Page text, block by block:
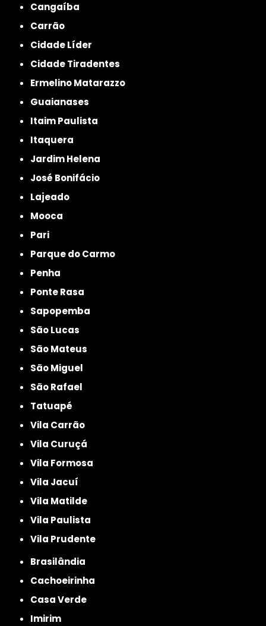
Cangaíba
Carrão
Cidade Líder
Cidade Tiradentes
Ermelino Matarazzo
Guaianases
Itaim Paulista
Itaquera
Jardim Helena
José Bonifácio
Lajeado
Mooca
Pari
Parque do Carmo
Penha
Ponte Rasa
Sapopemba
São Lucas
São Mateus
São Miguel
São Rafael
Tatuapé
Vila Carrão
Vila Curuçá
Vila Formosa
Vila Jacuí
Vila Matilde
Vila Paulista
Vila Prudente
Brasilândia
Cachoeirinha
Casa Verde
Imirim